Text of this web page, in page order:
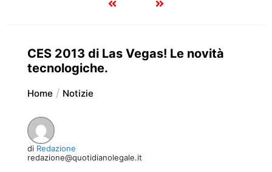
CES 2013 di Las Vegas! Le novità
tecnologiche.
Home Notizie
di Redazione
redazione@quotidianolegale.it